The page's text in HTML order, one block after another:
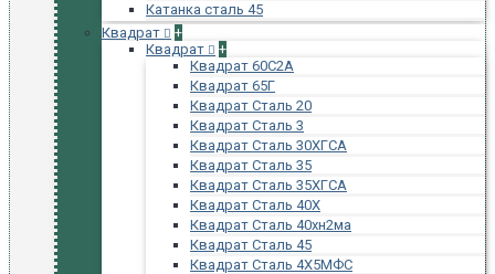
Катанка сталь 45
Квадрат
+
Квадрат
+
Квадрат 60С2А
Квадрат 65Г
Квадрат Сталь 20
Квадрат Сталь 3
Квадрат Сталь 30ХГСА
Квадрат Сталь 35
Квадрат Сталь 35ХГСА
Квадрат Сталь 40Х
Квадрат Сталь 40хн2ма
Квадрат Сталь 45
Квадрат Сталь 4Х5МФС